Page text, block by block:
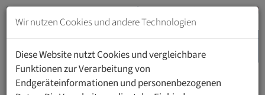
Zum
Inhalt
springen
Navigation
springen
HOME NEWS
Wir nutzen Cookies und andere Technologien
Diese Website nutzt Cookies und vergleichbare
Funktionen zur Verarbeitung von
Endgeräteinformationen und personenbezogenen